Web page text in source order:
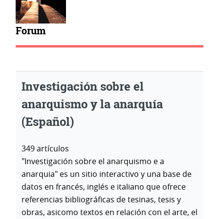
Forum
Investigación sobre el
anarquismo y la anarquía
(Español)
349 artículos
"Investigación sobre el anarquismo e a
anarquia" es un sitio interactivo y una base de
datos en francés, inglés e italiano que ofrece
referencias bibliográficas de tesinas, tesis y
obras, asicomo textos en relación con el arte, el